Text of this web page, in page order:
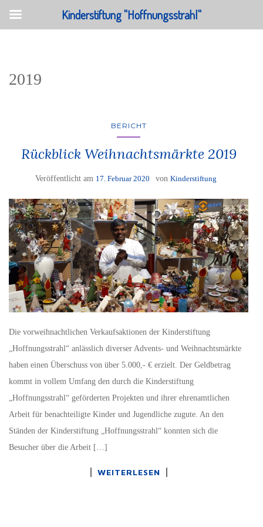
2019
BERICHT
Rückblick Weihnachtsmärkte 2019
Veröffentlicht am 17. Februar 2020 von Kinderstiftung
Die vorweihnachtlichen Verkaufsaktionen der Kinderstiftung
„Hoffnungsstrahl“ anlässlich diverser Advents- und Weihnachtsmärkte
haben einen Überschuss von über 5.000,- € erzielt. Der Geldbetrag
kommt in vollem Umfang den durch die Kinderstiftung
„Hoffnungsstrahl“ geförderten Projekten und ihrer ehrenamtlichen
Arbeit für benachteiligte Kinder und Jugendliche zugute. An den
Ständen der Kinderstiftung „Hoffnungsstrahl“ konnten sich die
Besucher über die Arbeit […]
WEITERLESEN
Kinderstiftung "Hoffnungsstrahl"